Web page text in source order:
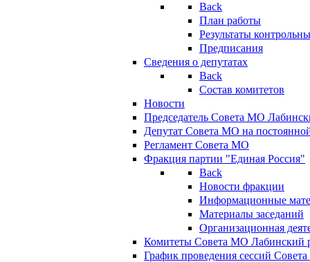
Back
План работы
Результаты
Предписания
Сведения о депутатах
Back
Состав комитетов
Новости
Председатель Совета МО
Депутат Совета МО на
Регламент Совета МО
Фракция партии "Единая Россия"
Back
Новости фракции
Информационные
Материалы заседаний
Организационная
Комитеты Совета МО Лабинский
График проведения сессий